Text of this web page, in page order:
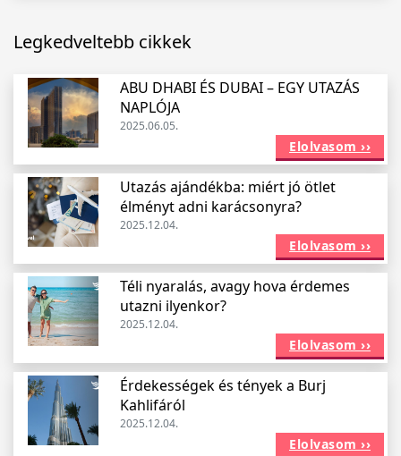
Legkedveltebb cikkek
ABU DHABI ÉS DUBAI – EGY UTAZÁS
NAPLÓJA
2025.06.05.
Elolvasom ››
Utazás ajándékba: miért jó ötlet
élményt adni karácsonyra?
2025.12.04.
Elolvasom ››
Téli nyaralás, avagy hova érdemes
utazni ilyenkor?
2025.12.04.
Elolvasom ››
Érdekességek és tények a Burj
Kahlifáról
2025.12.04.
Elolvasom ››